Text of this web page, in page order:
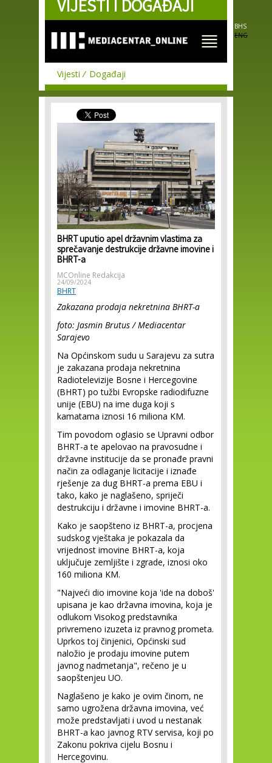
Skip to
main
VIJESTI I DOGAĐAJI
BHS
ENG
Vijesti Događaji
BHRT uputio apel državnim vlastima za
sprečavanje destrukcije državne imovine i
BHRT-a
MCOnline Redakcija
24/09/2024
BHRT
Zakazana prodaja nekretnina BHRT-a
foto: Jasmin Brutus / Mediacentar
Sarajevo
Na Općinskom sudu u Sarajevu za sutra
je zakazana prodaja nekretnina
Radiotelevizije Bosne i Hercegovine
(BHRT) po tužbi Evropske radiodifuzne
unije (EBU) na ime duga koji s
kamatama iznosi 16 miliona KM.
Tim povodom oglasio se Upravni odbor
BHRT-a te apelovao na pravosudne i
državne institucije da se pronađe pravni
način za odlaganje licitacije i iznađe
rješenje za dug BHRT-a prema EBU i
tako, kako je naglašeno, spriječi
destrukciju i državne i imovine BHRT-a.
Kako je saopšteno iz BHRT-a, procjena
sudskog vještaka je pokazala da
vrijednost imovine BHRT-a, koja
uključuje zemljište i zgrade, iznosi oko
160 miliona KM.
"Najveći dio imovine koja 'ide na doboš'
upisana je kao državna imovina, koja je
odlukom Visokog predstavnika
privremeno izuzeta iz pravnog prometa.
Uprkos toj činjenici, Općinski sud
naložio je prodaju imovine putem
javnog nadmetanja", rečeno je u
saopštenjeu UO.
Naglašeno je kako je ovim činom, ne
samo ugrožena državna imovina, već
može predstavljati i uvod u nestanak
BHRT-a kao javnog RTV servisa, koji po
Zakonu pokriva cijelu Bosnu i
Hercegovinu.